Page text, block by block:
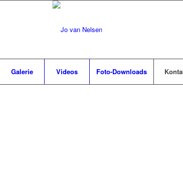
Galerie Videos Foto-Downloads